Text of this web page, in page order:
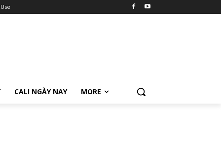
CALI NGÀY NAY MORE